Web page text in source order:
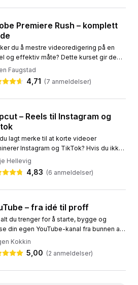
som vil produsere eget
inn i en voksende innholdsrolle
Premiere Rush – komplett
du å mestre videoredigering på en
og effektiv måte? Dette kurset gir deg
guide til hvordan du bruker
Premiere Rush. Programmet,...
Faugstad
4,71 (7 anmeldelser)
– Reels til Instagram og
lagt merke til at korte videoer
Instagram og TikTok? Hvis du ikke
Reels, går du glipp av muligheten til å nå
tusenvis av...
Hellevig
4,83 (6 anmeldelser)
– fra idé til proff
du trenger for å starte, bygge og
din egen YouTube-kanal fra bunnen av.
kurset tar deg gjennom hele reisen – fra
en Google-konto...
Kokkin
5,00 (2 anmeldelser)